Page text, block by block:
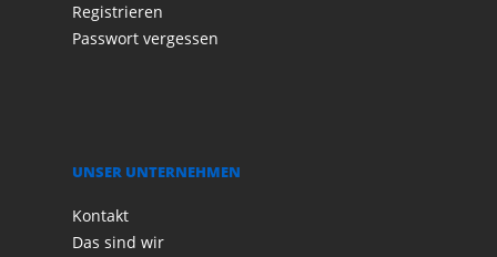
Registrieren
Passwort vergessen
UNSER UNTERNEHMEN
Kontakt
Das sind wir